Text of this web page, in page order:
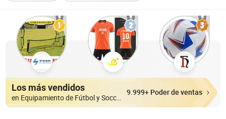
Los más vendidos
en Equipamiento de Fútbol y Soccer
9.999+ Poder de ventas